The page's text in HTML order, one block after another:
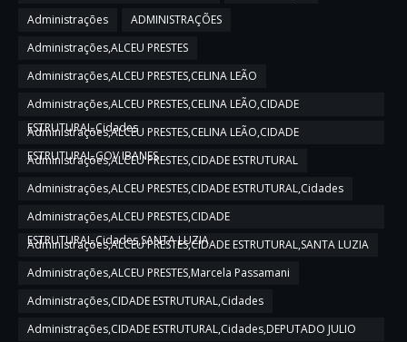
Administrações
ADMINISTRAÇÕES
Administrações,ALCEU PRESTES
Administrações,ALCEU PRESTES,CELINA LEÃO
Administrações,ALCEU PRESTES,CELINA LEÃO,CIDADE
ESTRUTURAL,Cidades
Administrações,ALCEU PRESTES,CELINA LEÃO,CIDADE
ESTRUTURAL,GOV IBANES
Administrações,ALCEU PRESTES,CIDADE ESTRUTURAL
Administrações,ALCEU PRESTES,CIDADE ESTRUTURAL,Cidades
Administrações,ALCEU PRESTES,CIDADE
ESTRUTURAL,Cidades,SANTA LUZIA
Administrações,ALCEU PRESTES,CIDADE ESTRUTURAL,SANTA LUZIA
Administrações,ALCEU PRESTES,Marcela Passamani
Administrações,CIDADE ESTRUTURAL,Cidades
Administrações,CIDADE ESTRUTURAL,Cidades,DEPUTADO JULIO